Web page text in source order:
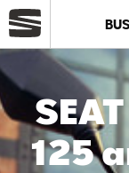
Azienda
Modelli
125